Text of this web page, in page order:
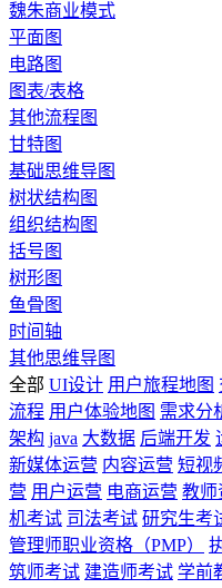
魏朱商业模式
平面图
电路图
图表/表格
其他流程图
甘特图
基础思维导图
树状结构图
组织结构图
括号图
树形图
鱼骨图
时间轴
其他思维导图
全部 UI设计 用户旅程地图
流程 用户体验地图 需求分
架构 java 大数据 后端开发
新媒体运营 内容运营 短视
营 用户运营 电商运营 教师
机考试 司法考试 研究生考
管理师职业资格（PMP）
筑师考试 建造师考试 学前